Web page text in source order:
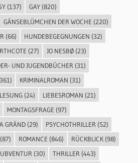
(137) GAY(820)
GÄNSEBLÜMCHEN DER WOCHE (220)
(66) HUNDEBEGEGNUNGEN (32)
(27) JO NESBØ(23)
UND JUGENDBÜCHER (31)
KRIMINALROMAN (31)
LESUNG(24) LIEBESROMAN (21)
MONTAGSFRAGE (97)
GRÄND(29) PSYCHOTHRILLER (52)
(87) ROMANCE (846) RÜCKBLICK(98)
(30) THRILLER(443)